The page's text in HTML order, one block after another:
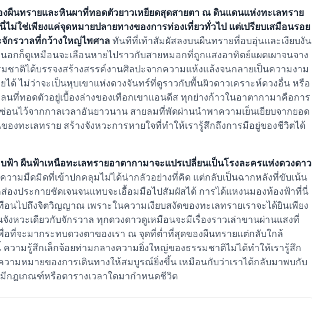
งผืนทรายและหินผาที่ทอดตัวยาวเหยียดสุดสายตา ณ ดินแดนแห่งทะเลทราย
ม่ใช่เพียงแค่จุดหมายปลายทางของการท่องเที่ยวทั่วไป แต่เปรียบเสมือนรอย
กรวาลที่กว้างใหญ่ไพศาลทันทีที่เท้าสัมผัสลงบนผืนทรายที่อบอุ่นและเงียบงัน
อกก็ดูเหมือนจะเลือนหายไปราวกับสายหมอกที่ถูกแสงอาทิตย์แผดเผาจนจาง
าติได้บรรจงสร้างสรรค์งานศิลปะจากความแห้งแล้งจนกลายเป็นความงาม
ได้ ไม่ว่าจะเป็นหุบเขาแห่งดวงจันทร์ที่ดูราวกับพื้นผิวดาวเคราะห์ดวงอื่น หรือ
นที่ทอดตัวอยู่เบื้องล่างของเทือกเขาแอนดีส ทุกย่างก้าวในอาตากามาคือการ
อนไว้จากกาลเวลาอันยาวนาน สายลมที่พัดผ่านนำพาความเย็นเยียบจากยอด
งทะเลทราย สร้างจังหวะการหายใจที่ทำให้เรารู้สึกถึงการมีอยู่ของชีวิตได้
า ผืนฟ้าเหนือทะเลทรายอาตากามาจะแปรเปลี่ยนเป็นโรงละครแห่งดวงดาว
ความมืดมิดที่เข้าปกคลุมไม่ได้น่ากลัวอย่างที่คิด แต่กลับเป็นฉากหลังที่ขับเน้น
ส่องประกายชัดเจนจนแทบจะเอื้อมมือไปสัมผัสได้ การได้แหงนมองท้องฟ้าที่นี่
นไปถึงจิตวิญญาณ เพราะในความเงียบสงัดของทะเลทรายเราจะได้ยินเพียง
จังหวะเดียวกับจักรวาล ทุกดวงดาวดูเหมือนจะมีเรื่องราวเล่าขานผ่านแสงที่
อที่จะมากระทบดวงตาของเรา ณ จุดที่ต่ำที่สุดของผืนทรายแต่กลับใกล้
วามรู้สึกเล็กจ้อยท่ามกลางความยิ่งใหญ่ของธรรมชาติไม่ได้ทำให้เรารู้สึก
วามหมายของการเดินทางให้สมบูรณ์ยิ่งขึ้น เหมือนกับว่าเราได้กลับมาพบกับ
กฎเกณฑ์หรือตารางเวลาใดมากำหนดชีวิต